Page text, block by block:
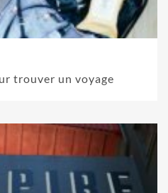
trouver un voyage